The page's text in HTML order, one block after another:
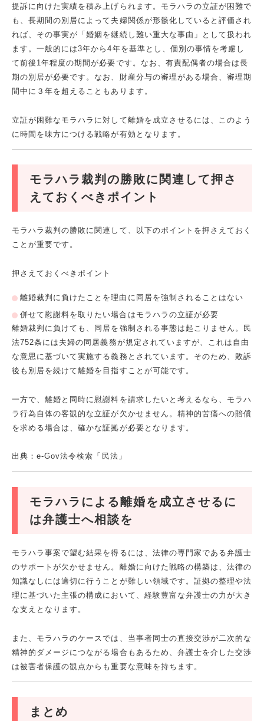
提訴に向けた実績を積み上げられます。モラハラの立証が困難で
も、長期間の別居によって夫婦関係が形骸化していると評価され
れば、その事実が「婚姻を継続し難い重大な事由」として扱われ
ます。一般的には3年から4年を基準とし、個別の事情を考慮し
て前後1年程度の期間が必要です。なお、有責配偶者の場合は長
期の別居が必要です。なお、財産分与の審理がある場合、審理期
間中に３年を超えることもあります。
立証が困難なモラハラに対して離婚を成立させるには、このよう
に時間を味方につける戦略が有効となります。
モラハラ裁判の勝敗に関連して押さ
えておくべきポイント
モラハラ裁判の勝敗に関連して、以下のポイントを押さえておく
ことが重要です。
押さえておくべきポイント
離婚裁判に負けたことを理由に同居を強制されることはない
併せて慰謝料を取りたい場合はモラハラの立証が必要
離婚裁判に負けても、同居を強制される事態は起こりません。民
法752条には夫婦の同居義務が規定されていますが、これは自由
な意思に基づいて実施する義務とされています。そのため、敗訴
後も別居を続けて離婚を目指すことが可能です。
一方で、離婚と同時に慰謝料を請求したいと考えるなら、モラハ
ラ行為自体の客観的な立証が欠かせません。精神的苦痛への賠償
を求める場合は、確かな証拠が必要となります。
出典：e-Gov法令検索「民法」
モラハラによる離婚を成立させるに
は弁護士へ相談を
モラハラ事案で望む結果を得るには、法律の専門家である弁護士
のサポートが欠かせません。離婚に向けた戦略の構築は、法律の
知識なしには適切に行うことが難しい領域です。証拠の整理や法
理に基づいた主張の構成において、経験豊富な弁護士の力が大き
な支えとなります。
また、モラハラのケースでは、当事者同士の直接交渉が二次的な
精神的ダメージにつながる場合もあるため、弁護士を介した交渉
は被害者保護の観点からも重要な意味を持ちます。
まとめ